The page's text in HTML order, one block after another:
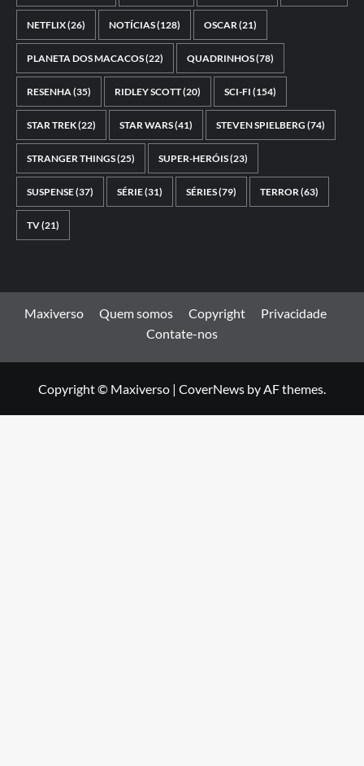
NETFLIX(26) NOTÍCIAS(128) OSCAR(21)
PLANETA DOS MACACOS(22) QUADRINHOS(78)
RESENHA(35) RIDLEY SCOTT(20) SCI-FI (154)
STAR TREK(22) STAR WARS(41) STEVEN SPIELBERG (74)
STRANGER THINGS(25) SUPER-HERÓIS(23)
SUSPENSE(37) SÉRIE(31) SÉRIES(79) TERROR(63)
TV(21)
Maxiverso Quem somos Copyright
Privacidade
Contate-nos
Copyright © Maxiverso | CoverNews by AF themes.